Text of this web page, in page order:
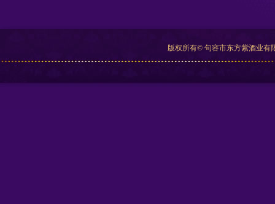
版权所有© 句容市东方紫酒业有